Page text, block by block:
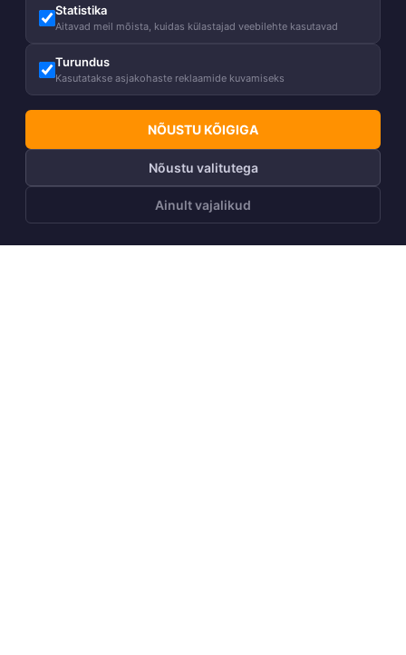
Statistika
Aitavad meil mõista, kuidas külastajad veebilehte kasutavad
Turundus
Kasutatakse asjakohaste reklaamide kuvamiseks
NÕUSTU KÕIGIGA
Nõustu valitutega
Ainult vajalikud